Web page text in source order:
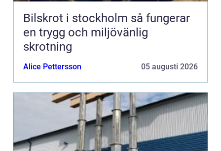
Bilskrot i stockholm så fungerar
en trygg och miljövänlig
skrotning
Alice Pettersson 05 augusti 2026